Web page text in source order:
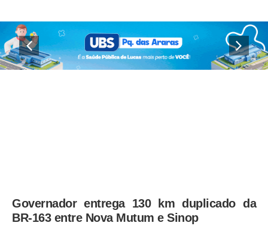
Governador entrega 130 km duplicado da
BR-163 entre Nova Mutum e Sinop